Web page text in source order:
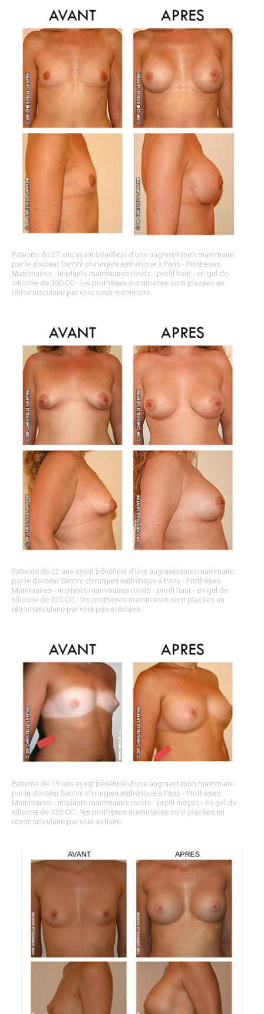
Patiente de 27 ans ayant bénéficié d'une augmentation mammaire
par le docteur Santini chirurgien esthétique à Paris - Prothèses
Mammaires - implants mammaires ronds - profil haut - en gel de
silicone de 300 CC - les prothèses mammaires sont placées en
rétromusculaire par voie sous mammaire.
Patiente de 22 ans ayant bénéficié d'une augmentation mammaire
par le docteur Santini chirurgien esthétique à Paris - Prothèses
Mammaires - implants mammaires ronds - profil haut - en gel de
silicone de 325 CC - les prothèses mammaires sont placées en
rétromusculaire par voie péri-aréolaire.
Patiente de 19 ans ayant bénéficié d'une augmentation mammaire
par le docteur Santini chirurgien esthétique à Paris - Prothèses
Mammaires - implants mammaires ronds - profil moyen - en gel de
silicone de 325 CC - les prothèses mammaires sont placées en
rétromusculaire par voie axillaire.